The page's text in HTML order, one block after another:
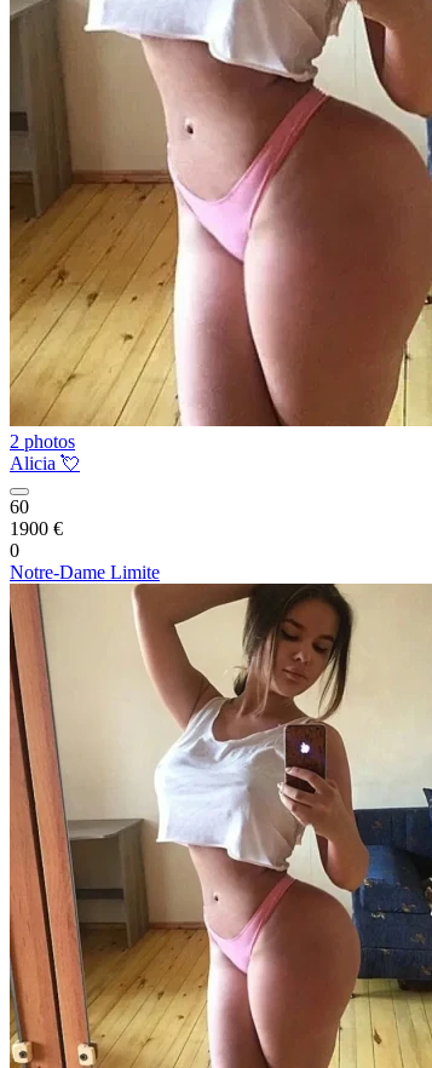
2 photos
Alicia 💘
60
1900 €
0
Notre-Dame Limite